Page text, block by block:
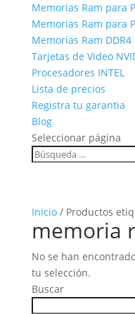
Memorias Ram para
Memorias Ram para
Memorias Ram DDR4
Tarjetas de Video
Procesadores INTEL
Lista de precios
Registra tu garantia
Blog
Seleccionar página
Inicio/ Productos
memoria
No se han
tu selección.
Buscar